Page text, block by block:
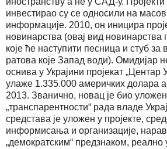
инвестирао су се односили на
информације. 2010, он иницира
новинарства (овај вид новинарства
које ће наступити песница и стуб
ратова које Запад води). Омидијар
оснива у Украјини пројекат „Центар
улаже 1.335.000 америчких долара
2013. Званично, новац је био
„транспарентности“ рада владе
средстава је уложен у пројекте,
информисања и организације,
„демократским“ предзнаком,